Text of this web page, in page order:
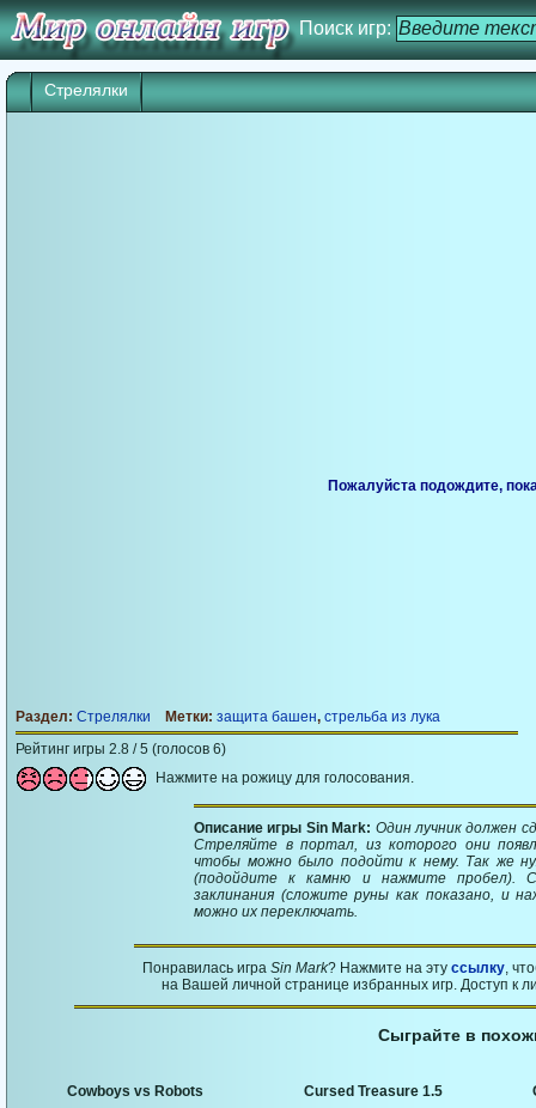
Поиск игр:
Стрелялки
Пожалуйста подождите,
Раздел: Стрелялки Метки: защита башен, стрельба из лука
Рейтинг игры 2.8 / 5 (голосов 6)
Нажмите на рожицу для голосования.
Описание игры Sin Mark: Один лучник должен
Стреляйте в портал, из которого они
чтобы можно было подойти к нему. Так же
(подойдите к камню и нажмите пробел).
заклинания (сложите руны как показано, и
можно их переключать.
Понравилась игра Sin Mark? Нажмите на эту ссылку,
на Вашей личной странице избранных игр. Доступ к
Сыграйте в
Cowboys vs Robots Cursed Treasure 1.5